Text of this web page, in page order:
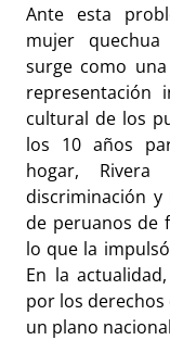
Ante esta
mujer
surge como
representación
cultural de los
los 10 años
hogar,
discriminación
de peruanos de
lo que la
En la
por los derechos
un plano